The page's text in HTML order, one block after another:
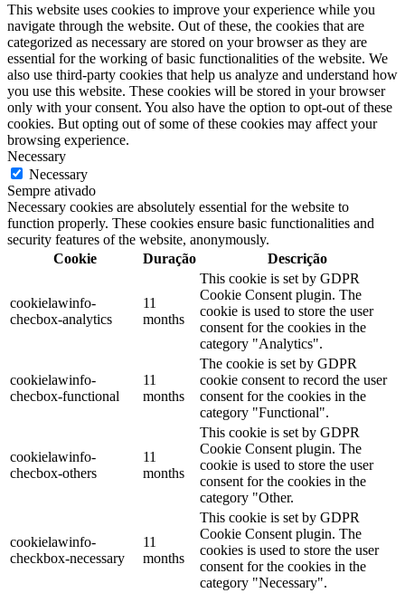
This website uses cookies to improve your experience while you
navigate through the website. Out of these, the cookies that are
categorized as necessary are stored on your browser as they are
essential for the working of basic functionalities of the website. We
also use third-party cookies that help us analyze and understand how
you use this website. These cookies will be stored in your browser
only with your consent. You also have the option to opt-out of these
cookies. But opting out of some of these cookies may affect your
browsing experience.
Necessary
Necessary
Sempre ativado
Necessary cookies are absolutely essential for the website to
function properly. These cookies ensure basic functionalities and
security features of the website, anonymously.
Cookie
Duração Descrição
cookielawinfo-
checbox-analytics
11
months
This cookie is set by GDPR
Cookie Consent plugin. The
cookie is used to store the user
consent for the cookies in the
category "Analytics".
cookielawinfo-
checbox-functional
11
months
The cookie is set by GDPR
cookie consent to record the user
consent for the cookies in the
category "Functional".
cookielawinfo-
checbox-others
11
months
This cookie is set by GDPR
Cookie Consent plugin. The
cookie is used to store the user
consent for the cookies in the
category "Other.
cookielawinfo-
checkbox-necessary
11
months
This cookie is set by GDPR
Cookie Consent plugin. The
cookies is used to store the user
consent for the cookies in the
category "Necessary".